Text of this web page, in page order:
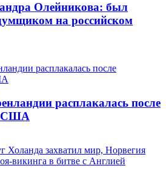
Олейникова: был
на российском
расплакалась после
США